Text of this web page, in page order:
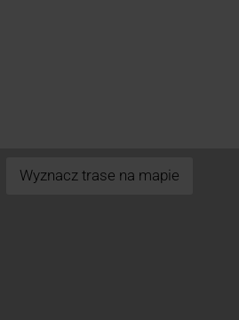
Wyznacz trase na mapie